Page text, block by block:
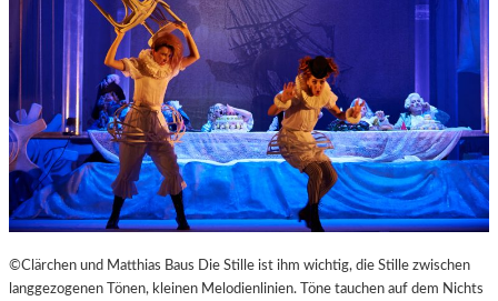
©Clärchen und Matthias Baus Die Stille ist ihm wichtig, die Stille zwischen
langgezogenen Tönen, kleinen Melodienlinien. Töne tauchen auf dem Nichts